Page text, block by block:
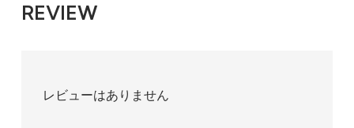
REVIEW
レビューはありません